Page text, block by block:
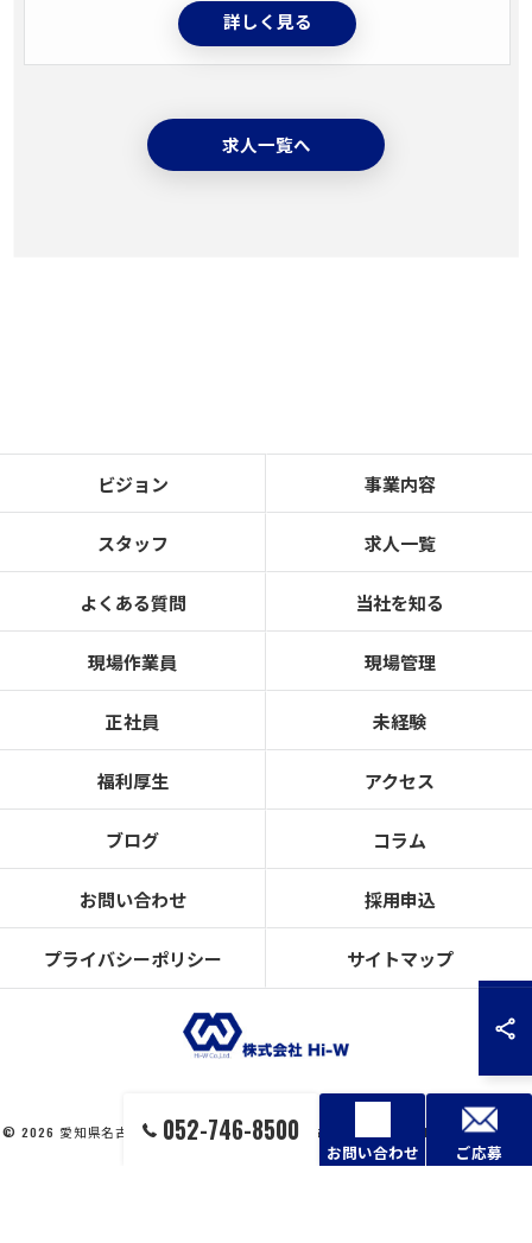
詳しく見る
求人一覧へ
052-746-8500
お問い合わせ ご応募
ビジョン 事業内容
スタッフ 求人一覧
よくある質問 当社を知る
現場作業員 現場管理
正社員 未経験
福利厚生 アクセス
ブログ コラム
お問い合わせ 採用申込
プライバシーポリシー サイトマップ
© 2026 愛知県名古屋市の設備工事の求人なら株式会社Hi-W ALL RIGHTS RESERVED.